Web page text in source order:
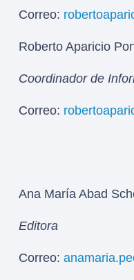
Correo:
Roberto Aparicio
Coordinador de
Correo:
Ana María Abad
Editora
Correo: